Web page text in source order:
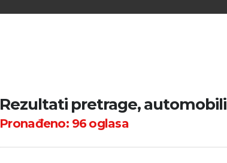
Rezultati pretrage, automobili
Pronađeno: 96oglasa